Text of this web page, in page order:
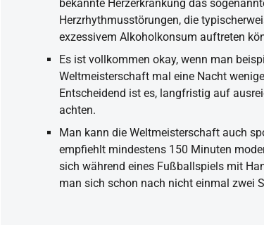
bekannte Herzerkrankung das
Herzrhythmusstörungen, die
exzessivem Alkoholkonsum auftreten
Es ist vollkommen okay, wenn man
Weltmeisterschaft mal eine Nacht
Entscheidend ist es, langfristig auf
achten.
Man kann die Weltmeisterschaft auch
empfiehlt mindestens 150 Minuten
sich während eines Fußballspiels mit
man sich schon nach nicht einmal zwei